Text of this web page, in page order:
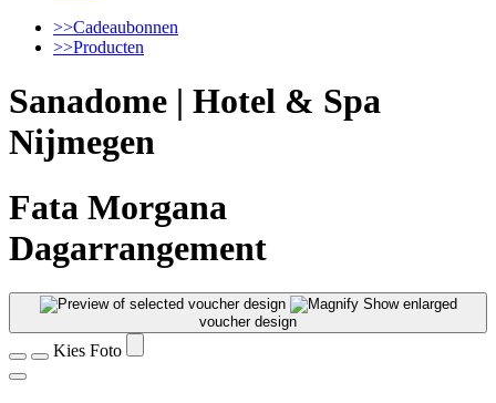
>>Cadeaubonnen
>>Producten
Sanadome | Hotel & Spa
Nijmegen
Fata Morgana
Dagarrangement
Show enlarged
voucher design
Kies Foto